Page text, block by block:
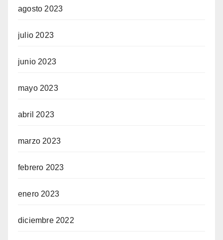
agosto 2023
julio 2023
junio 2023
mayo 2023
abril 2023
marzo 2023
febrero 2023
enero 2023
diciembre 2022